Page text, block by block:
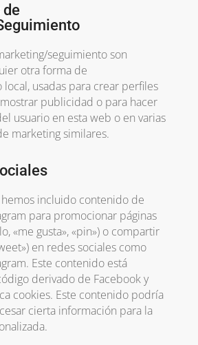
de
seguimiento son
otra forma de
usadas para crear perfiles
publicidad o para hacer
usuario en esta web o en varias
marketing similares.
incluido contenido de
para promocionar páginas
«me gusta», «pin») o compartir
en redes sociales como
Este contenido está
derivado de Facebook y
cookies. Este contenido podría
cierta información para la